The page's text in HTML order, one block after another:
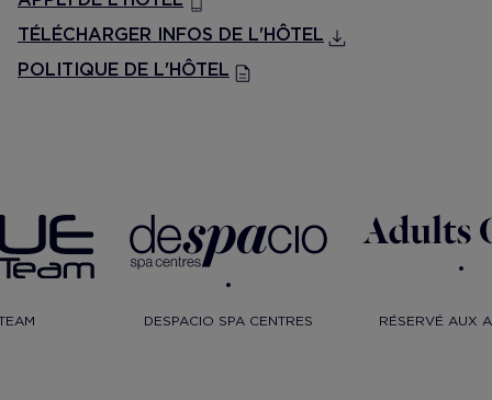
TÉLÉCHARGER INFOS DE L'HÔTEL
POLITIQUE DE L'HÔTEL
DESPACIO SPA CENTRES RÉSERVÉ AUX